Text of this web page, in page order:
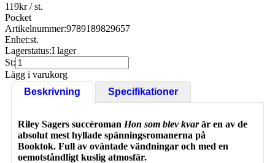
119kr/ st.
Pocket
Artikelnummer:9789189829657
Enhet:st.
Lagerstatus:I lager
St:
Lägg i varukorg
Beskrivning
Specifikationer
Riley Sagers succéroman Hon som blev kvarär en av de
absolut mest hyllade spänningsromanerna på
Booktok. Full av oväntade vändningar och med en
oemotståndligt kuslig atmosfär.